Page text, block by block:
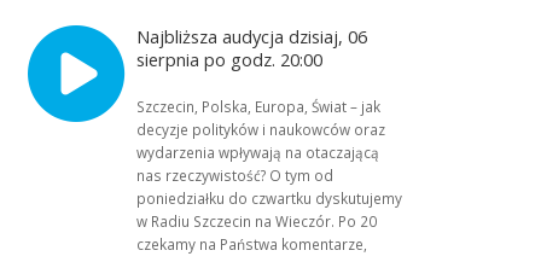
Najbliższa audycja dzisiaj, 06
sierpnia po godz. 20:00
Szczecin, Polska, Europa, Świat – jak
decyzje polityków i naukowców oraz
wydarzenia wpływają na otaczającą
nas rzeczywistość? O tym od
poniedziałku do czwartku dyskutujemy
w Radiu Szczecin na Wieczór. Po 20
czekamy na Państwa komentarze,